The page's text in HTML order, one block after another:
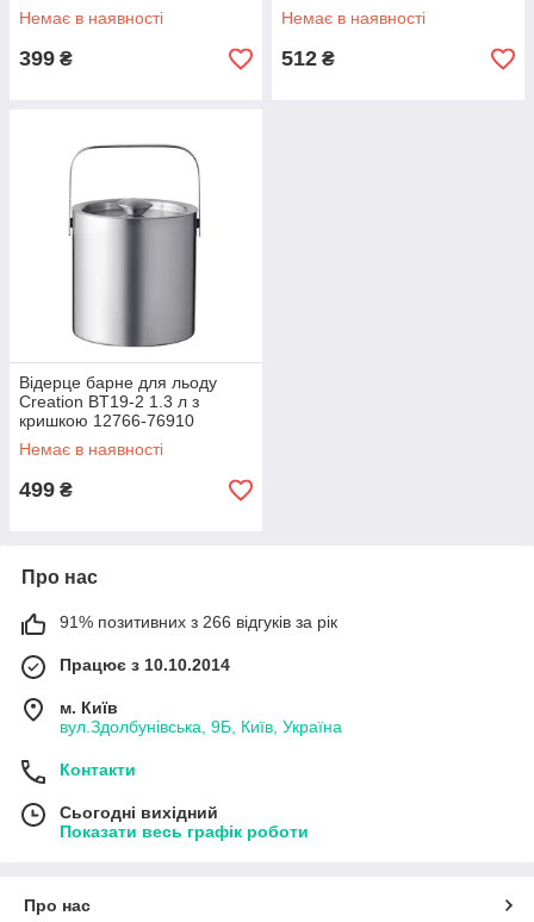
Немає в наявності
399 ₴
Немає в наявності
512 ₴
Відерце барне для льоду
Creation BT19-2 1.3 л з
кришкою 12766-76910
Немає в наявності
499 ₴
Про нас
91% позитивних з 266 відгуків за рік
Працює з 10.10.2014
м. Київ
вул.Здолбунівська, 9Б, Київ, Україна
Контакти
Сьогодні вихідний
Показати весь графік роботи
Про нас